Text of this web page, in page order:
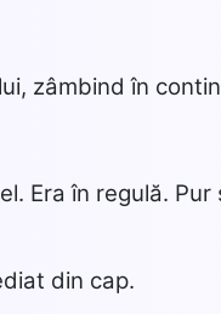
zâmbind în
Era în regulă.
din cap.